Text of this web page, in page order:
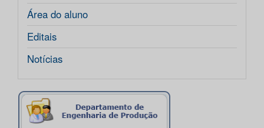
Área do aluno
Editais
Notícias